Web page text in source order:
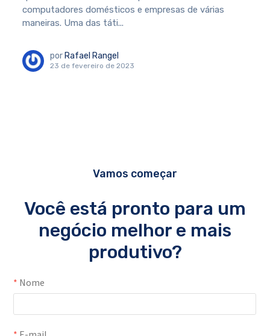
computadores domésticos e empresas de várias
maneiras. Uma das táti...
por Rafael Rangel
23 de fevereiro de 2023
Vamos começar
Você está pronto para um
negócio melhor e mais
produtivo?